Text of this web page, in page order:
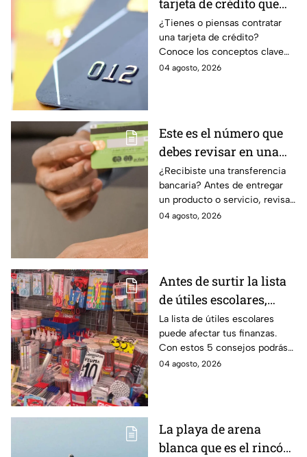
tarjeta de crédito que
debes entender para
evitar deudas
¿Tienes o piensas contratar
una tarjeta de crédito?
Conoce los conceptos clave
como CAT, fecha de corte,
04 agosto, 2026
Este es el número que
debes revisar en una
transferencia bancaria
para evitar fraudes
¿Recibiste una transferencia
bancaria? Antes de entregar
un producto o servicio, revisa
este número clave para
04 agosto, 2026
Antes de surtir la lista
de útiles escolares,
sigue estos 5 consejos
que pueden ahorrar
miles de pesos
La lista de útiles escolares
puede afectar tus finanzas.
Con estos 5 consejos podrás
organizar tus compras, ahorrar
04 agosto, 2026
La playa de arena
blanca que es el rincón